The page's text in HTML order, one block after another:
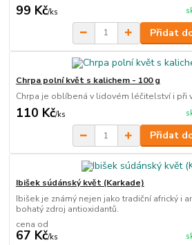
99 Kč/ks
Přidat
Chrpa polní květ s kalichem - 100 g
Chrpa je oblíbená v lidovém léčitelství i při
110 Kč/ks
Přidat
Ibišek súdánský květ (Karkade)
Ibišek je známý nejen jako tradiční africký i
bohatý zdroj antioxidantů.
cena od
67 Kč/ks